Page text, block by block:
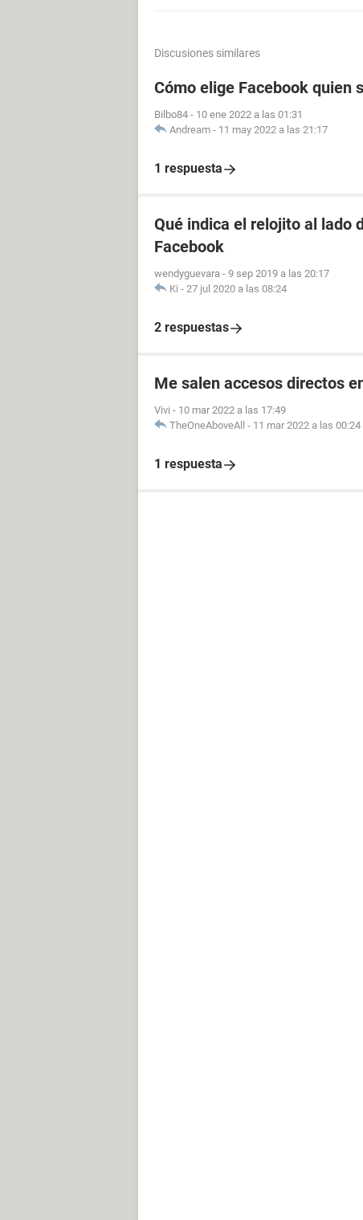
Discusiones similares
Cómo elige Facebook quien
Bilbo84 - 10 ene 2022 a las 01:31
Andream - 11 may 2022 a las 21:17
1 respuesta
Qué indica el relojito al lado
Facebook
wendyguevara - 9 sep 2019 a las 20:17
Ki - 27 jul 2020 a las 08:24
2 respuestas
Me salen accesos directos
Vivi - 10 mar 2022 a las 17:49
TheOneAboveAll - 11 mar 2022 a las 00:24
1 respuesta